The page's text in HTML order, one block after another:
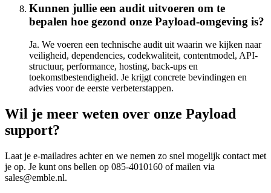
Kunnen jullie een audit uitvoeren om te
bepalen hoe gezond onze Payload-omgeving is?
Ja. We voeren een technische audit uit waarin we kijken naar
veiligheid, dependencies, codekwaliteit, contentmodel, API-
structuur, performance, hosting, back-ups en
toekomstbestendigheid. Je krijgt concrete bevindingen en
advies voor de eerste verbeterstappen.
Wil je meer weten over onze Payload
support?
Laat je e-mailadres achter en we nemen zo snel mogelijk contact met
je op. Je kunt ons bellen op 085-4010160 of mailen via
sales@emble.nl.